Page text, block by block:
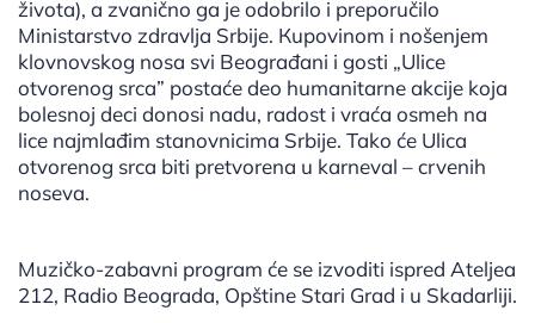
života), a zvanično ga je odobrilo i preporučilo
Ministarstvo zdravlja Srbije. Кupovinom i nošenjem
klovnovskog nosa svi Beograđani i gosti „Ulice
otvorenog srca” postaće deo humanitarne akcije koja
bolesnoj deci donosi nadu, radost i vraća osmeh na
lice najmlađim stanovnicima Srbije. Tako će Ulica
otvorenog srca biti pretvorena u karneval – crvenih
noseva.
Muzičko-zabavni program će se izvoditi ispred Ateljea
212, Radio Beograda, Opštine Stari Grad i u Skadarliji.